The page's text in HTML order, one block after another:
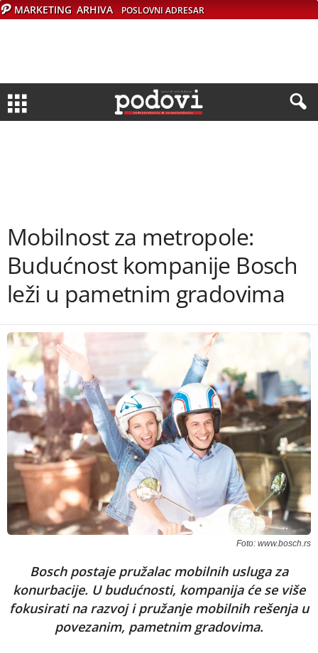
MARKETING ARHIVA POSLOVNI ADRESAR
Mobilnost za metropole:
Budućnost kompanije Bosch
leži u pametnim gradovima
Foto: www.bosch.rs
Bosch postaje pružalac mobilnih usluga za
konurbacije. U budućnosti, kompanija će se više
fokusirati na razvoj i pružanje mobilnih rešenja u
povezanim, pametnim gradovima.